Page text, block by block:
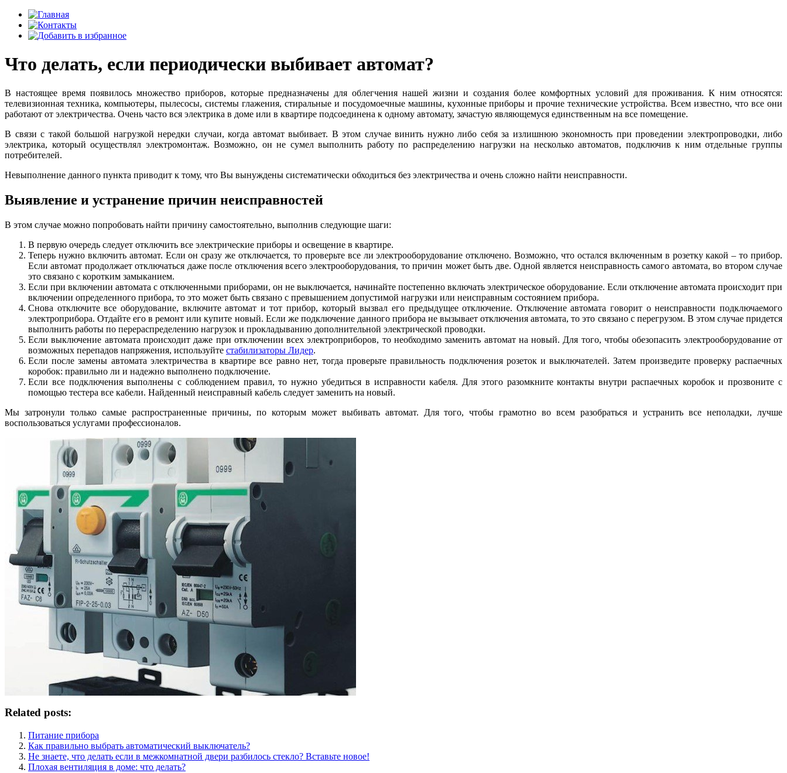
Что делать, если периодически выбивает автомат?
В настоящее время появилось множество приборов, которые предназначены для облегчения нашей жизни и создания более комфортных условий для проживания. К ним относятся:
телевизионная техника, компьютеры, пылесосы, системы глажения, стиральные и посудомоечные машины, кухонные приборы и прочие технические устройства. Всем известно, что все они
работают от электричества. Очень часто вся электрика в доме или в квартире подсоединена к одному автомату, зачастую являющемуся единственным на все помещение.
В связи с такой большой нагрузкой нередки случаи, когда автомат выбивает. В этом случае винить нужно либо себя за излишнюю экономность при проведении электропроводки, либо
электрика, который осуществлял электромонтаж. Возможно, он не сумел выполнить работу по распределению нагрузки на несколько автоматов, подключив к ним отдельные группы
потребителей.
Невыполнение данного пункта приводит к тому, что Вы вынуждены систематически обходиться без электричества и очень сложно найти неисправности.
Выявление и устранение причин неисправностей
В этом случае можно попробовать найти причину самостоятельно, выполнив следующие шаги:
В первую очередь следует отключить все электрические приборы и освещение в квартире.
Теперь нужно включить автомат. Если он сразу же отключается, то проверьте все ли электрооборудование отключено. Возможно, что остался включенным в розетку какой – то прибор.
Если автомат продолжает отключаться даже после отключения всего электрооборудования, то причин может быть две. Одной является неисправность самого автомата, во втором случае
это связано с коротким замыканием.
Если при включении автомата с отключенными приборами, он не выключается, начинайте постепенно включать электрическое оборудование. Если отключение автомата происходит при
включении определенного прибора, то это может быть связано с превышением допустимой нагрузки или неисправным состоянием прибора.
Снова отключите все оборудование, включите автомат и тот прибор, который вызвал его предыдущее отключение. Отключение автомата говорит о неисправности подключаемого
электроприбора. Отдайте его в ремонт или купите новый. Если же подключение данного прибора не вызывает отключения автомата, то это связано с перегрузом. В этом случае придется
выполнить работы по перераспределению нагрузок и прокладыванию дополнительной электрической проводки.
Если выключение автомата происходит даже при отключении всех электроприборов, то необходимо заменить автомат на новый. Для того, чтобы обезопасить электрооборудование от
возможных перепадов напряжения, используйте стабилизаторы Лидер.
Если после замены автомата электричества в квартире все равно нет, тогда проверьте правильность подключения розеток и выключателей. Затем произведите проверку распаечных
коробок: правильно ли и надежно выполнено подключение.
Если все подключения выполнены с соблюдением правил, то нужно убедиться в исправности кабеля. Для этого разомкните контакты внутри распаечных коробок и прозвоните с
помощью тестера все кабели. Найденный неисправный кабель следует заменить на новый.
Мы затронули только самые распространенные причины, по которым может выбивать автомат. Для того, чтобы грамотно во всем разобраться и устранить все неполадки, лучше
воспользоваться услугами профессионалов.
Related posts:
Питание прибора
Как правильно выбрать автоматический выключатель?
Не знаете, что делать если в межкомнатной двери разбилось стекло? Вставьте новое!
Плохая вентиляция в доме: что делать?